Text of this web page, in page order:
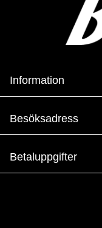
Information
Besöksadress
Betaluppgifter